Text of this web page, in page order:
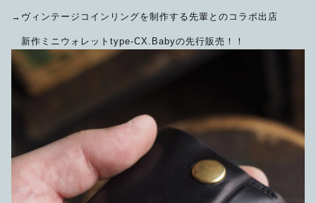
→ヴィンテージコインリングを制作する先輩とのコラボ出店
新作ミニウォレットtype-CX.Babyの先行販売！！